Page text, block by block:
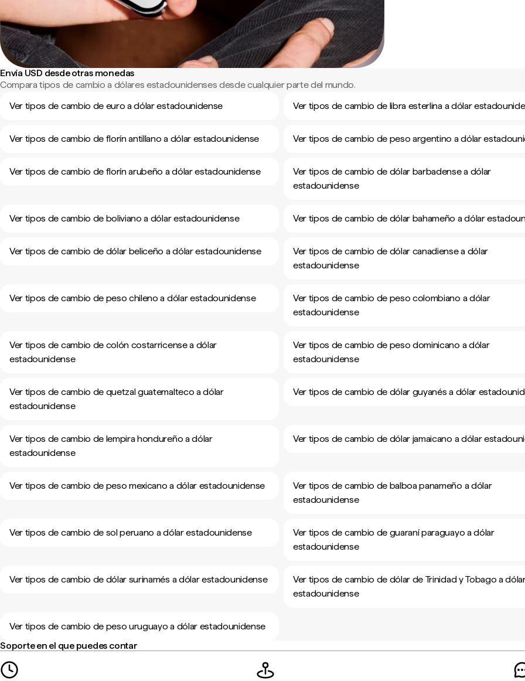
Envía USD desde otras monedas
Compara tipos de cambio a dólares estadounidenses desde cualquier parte del mundo.
Ver tipos de cambio de euro a dólar estadounidense
Ver tipos de cambio de libra esterlina a dólar
Ver tipos de cambio de florín antillano a dólar estadounidense Ver tipos de cambio de peso argentino a dólar
Ver tipos de cambio de florín arubeño a dólar estadounidense
Ver tipos de cambio de dólar barbadense a dólar
estadounidense
Ver tipos de cambio de boliviano a dólar estadounidense Ver tipos de cambio de dólar bahameño a dólar
Ver tipos de cambio de dólar beliceño a dólar estadounidense
Ver tipos de cambio de dólar canadiense a dólar
estadounidense
Ver tipos de cambio de peso chileno a dólar estadounidense
Ver tipos de cambio de peso colombiano a dólar
estadounidense
Ver tipos de cambio de colón costarricense a dólar
estadounidense
Ver tipos de cambio de peso dominicano a dólar
estadounidense
Ver tipos de cambio de quetzal guatemalteco a dólar
estadounidense
Ver tipos de cambio de dólar guyanés a dólar
Ver tipos de cambio de lempira hondureño a dólar
estadounidense
Ver tipos de cambio de dólar jamaicano a dólar
Ver tipos de cambio de peso mexicano a dólar estadounidense
Ver tipos de cambio de balboa panameño a dólar
estadounidense
Ver tipos de cambio de sol peruano a dólar estadounidense
Ver tipos de cambio de guaraní paraguayo a dólar
estadounidense
Ver tipos de cambio de dólar surinamés a dólar estadounidense
Ver tipos de cambio de dólar de Trinidad y Tobago a
estadounidense
Ver tipos de cambio de peso uruguayo a dólar estadounidense
Soporte en el que puedes contar